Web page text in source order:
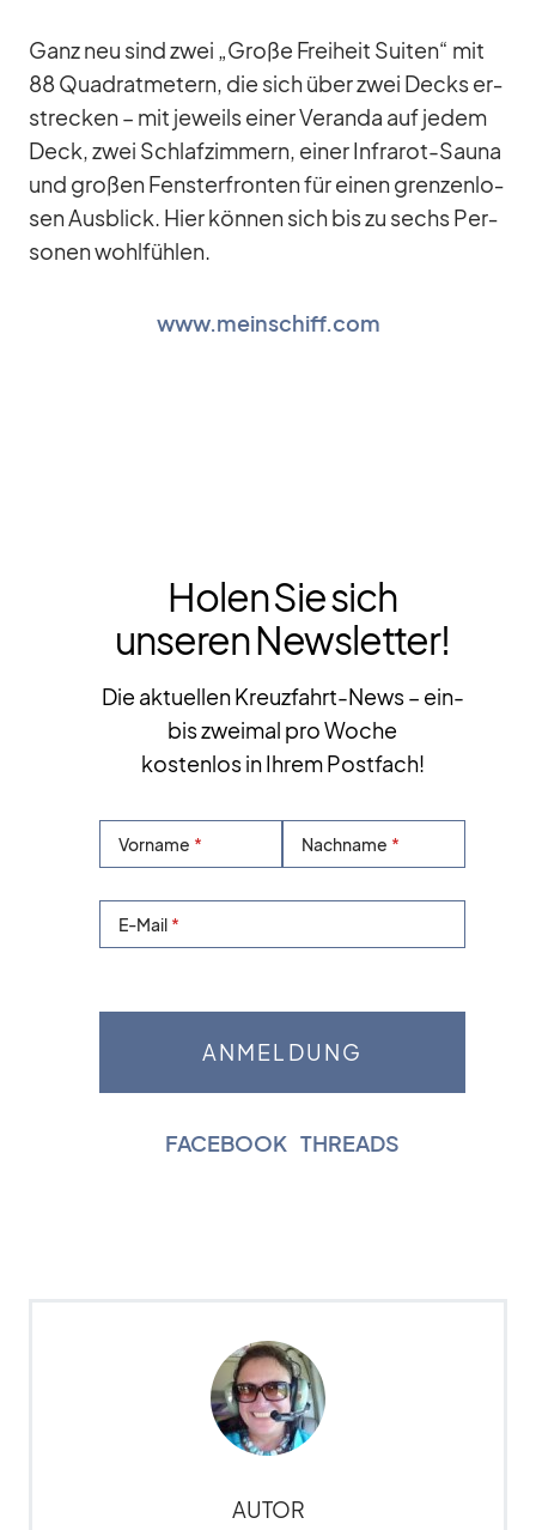
Ganz neu sind zwei „Große Frei­heit Sui­ten“ mit
88 Qua­drat­me­tern, die sich über zwei Decks er­
stre­cken – mit je­weils ei­ner Ve­randa auf je­dem
Deck, zwei Schlaf­zim­mern, ei­ner In­fra­rot-Sauna
und gro­ßen Fens­ter­fron­ten für ei­nen gren­zen­lo­
sen Aus­blick. Hier kön­nen sich bis zu sechs Per­
so­nen wohl­füh­len.
www.meinschiff.com
Holen Sie sich
unseren Newsletter!
Die aktuellen Kreuzfahrt-News – ein-
bis zweimal pro Woche
kostenlos in Ihrem Postfach!
Vorname Nachname
E-Mail
FACEBOOK THREADS
AUTOR